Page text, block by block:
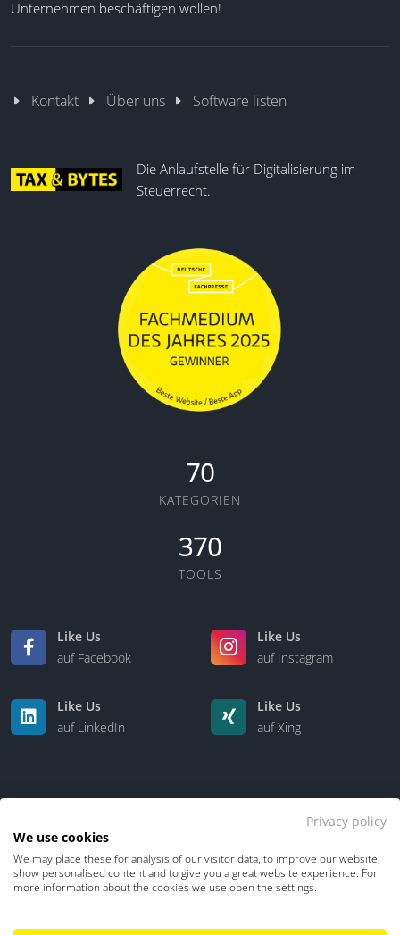
Unternehmen beschäftigen wollen!
Kontakt Über uns Software listen
Die Anlaufstelle für Digitalisierung im
Steuerrecht.
70
KATEGORIEN
370
TOOLS
Like Us
auf Facebook
Like Us
auf Instagram
Like Us
auf LinkedIn
Like Us
auf Xing
Kontakt Über uns
Privacy policy
We use cookies
We may place these for analysis of our visitor data, to improve our website,
show personalised content and to give you a great website experience. For
more information about the cookies we use open the settings.